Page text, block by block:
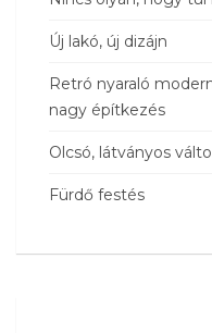
Új lakó, új dizájn
Retró nyaraló
nagy építkezés
Olcsó, látványos
Fürdő festés